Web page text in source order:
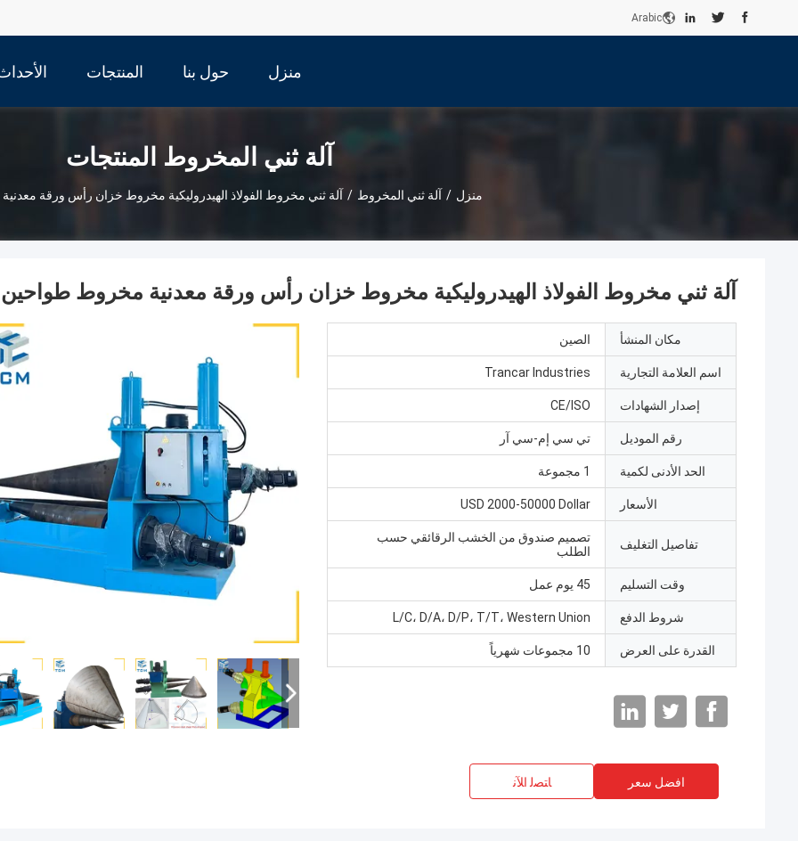
Arabic
منزل حول بنا المنتجات
آلة ثني المخروط المنتجات
منزل / آلة ثني المخروط / آلة ثني مخروط الفولاذ الهيدروليكية مخروط خزان رأس ورقة
آلة ثني مخروط الفولاذ الهيدروليكية مخروط خزان رأس ورقة معدنية مخروط طواحين
مكان المنشأ الصين
اسم العلامة التجارية Trancar Industries
إصدار الشهادات CE/ISO
رقم الموديل تي سي إم-سي آر
الحد الأدنى لكمية 1 مجموعة
الأسعار USD 2000-50000 Dollar
تفاصيل التغليف
تصميم صندوق من الخشب الرقائقي حسب
الطلب
وقت التسليم 45 يوم عمل
شروط الدفع L/C، D/A، D/P، T/T، Western Union
القدرة على العرض 10 مجموعات شهرياً
افضل سعر ﺎﺘﺼﻟ ﺍﻶﻧ